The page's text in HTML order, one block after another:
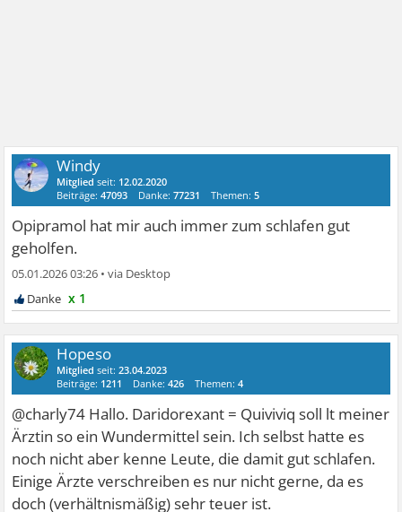
Windy
Mitglied seit: 12.02.2020
Beiträge:47093 Danke:77231 Themen:5
Opipramol hat mir auch immer zum schlafen gut
geholfen.
05.01.2026 03:26 •
x 1
Hopeso
Mitglied seit:23.04.2023
Beiträge: 1211 Danke:426 Themen:4
@charly74 Hallo. Daridorexant = Quiviviq soll lt meiner
Ärztin so ein Wundermittel sein. Ich selbst hatte es
noch nicht aber kenne Leute, die damit gut schlafen.
Einige Ärzte verschreiben es nur nicht gerne, da es
doch (verhältnismäßig) sehr teuer ist.